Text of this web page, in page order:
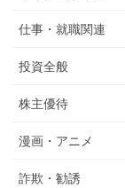
仕事・就職関連
投資全般
株主優待
漫画・アニメ
詐欺・勧誘